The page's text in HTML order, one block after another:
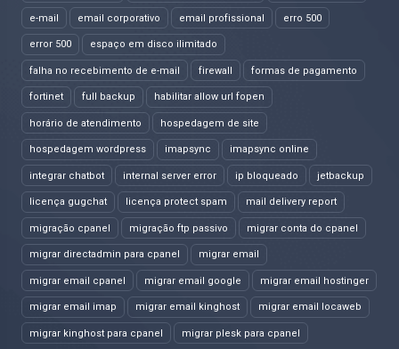
e-mail email corporativo email profissional erro 500
error 500 espaço em disco ilimitado
falha no recebimento de e-mail firewall formas de pagamento
fortinet full backup habilitar allow url fopen
horário de atendimento hospedagem de site
hospedagem wordpress imapsync imapsync online
integrar chatbot internal server error ip bloqueado jetbackup
licença gugchat licença protect spam mail delivery report
migração cpanel migração ftp passivo migrar conta do cpanel
migrar directadmin para cpanel migrar email
migrar email cpanel migrar email google migrar email hostinger
migrar email imap migrar email kinghost migrar email locaweb
migrar kinghost para cpanel migrar plesk para cpanel